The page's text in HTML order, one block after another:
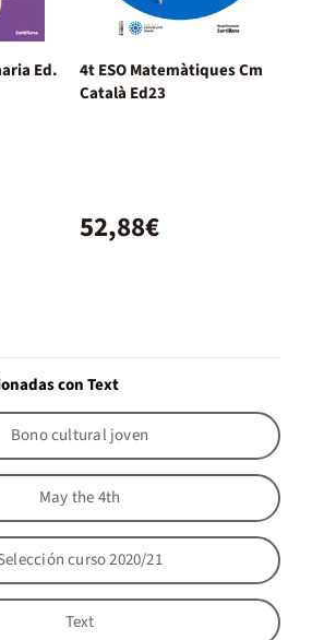
Ed.
4t ESO Matemàtiques Cm
Català Ed23
52,88€
con Text
Bono cultural joven
May the 4th
curso 2020/21
Text